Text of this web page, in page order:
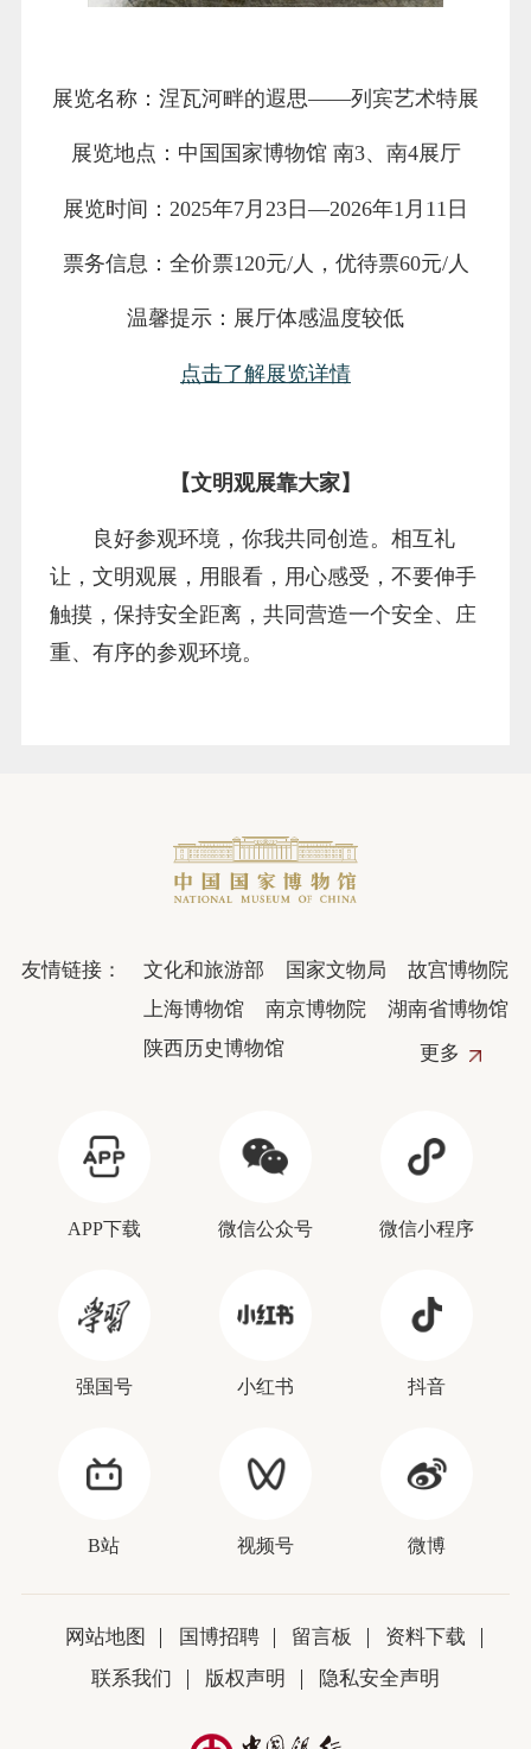
展览名称：涅瓦河畔的遐思——列宾艺术特展
展览地点：中国国家博物馆 南3、南4展厅
展览时间：2025年7月23日—2026年1月11日
票务信息：全价票120元/人，优待票60元/人
温馨提示：展厅体感温度较低
点击了解展览详情
【文明观展靠大家】
良好参观环境，你我共同创造。相互礼
让，文明观展，用眼看，用心感受，不要伸手
触摸，保持安全距离，共同营造一个安全、庄
重、有序的参观环境。
友情链接： 文化和旅游部 国家文物局
故宫博物院
上海博物馆
南京博物院
湖南省博物馆
陕西历史博物馆
更多
APP下载 微信公众号 微信小程序
强国号 小红书 抖音
B站 视频号 微博
网站地图 国博招聘 留言板
资料下载
联系我们
版权声明 隐私安全声明